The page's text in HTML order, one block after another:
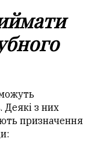
Деякі з них
призначення